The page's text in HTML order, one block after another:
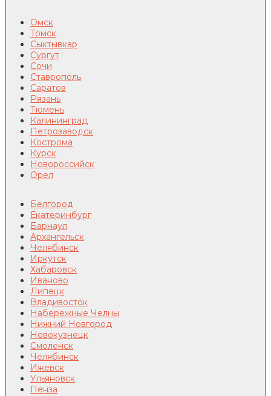
Омск
Томск
Сыктывкар
Сургут
Сочи
Ставрополь
Саратов
Рязань
Тюмень
Калининград
Петрозаводск
Кострома
Курск
Новороссийск
Орел
Белгород
Екатеринбург
Барнаул
Архангельск
Челябинск
Иркутск
Хабаровск
Иваново
Липецк
Владивосток
Набережные Челны
Нижний Новгород
Новокузнецк
Смоленск
Челябинск
Ижевск
Ульяновск
Пенза